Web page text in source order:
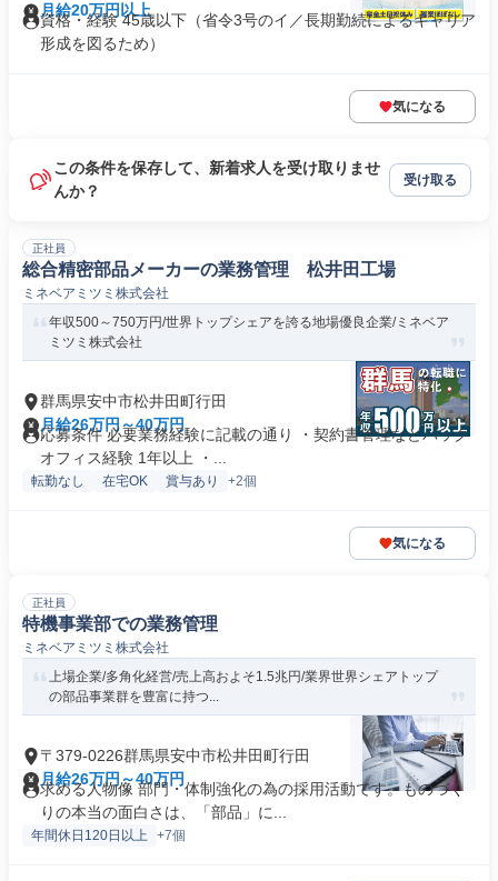
月給20万円以上
資格・経験 45歳以下（省令3号のイ／長期勤続によるキャリア
形成を図るため）
気になる
この条件を保存して、新着求人を受け取りませ
んか？
受け取る
正社員
総合精密部品メーカーの業務管理 松井田工場
ミネベアミツミ株式会社
年収500～750万円/世界トップシェアを誇る地場優良企業/ミネベア
ミツミ株式会社
群馬県安中市松井田町行田
月給26万円～40万円
応募条件 必要業務経験に記載の通り ・契約書管理などバック
オフィス経験 1年以上 ・...
転勤なし 在宅OK 賞与あり +2個
気になる
正社員
特機事業部での業務管理
ミネベアミツミ株式会社
上場企業/多角化経営/売上高およそ1.5兆円/業界世界シェアトップ
の部品事業群を豊富に持つ...
〒379-0226群馬県安中市松井田町行田
月給26万円～40万円
求める人物像 部門・体制強化の為の採用活動です。ものづく
りの本当の面白さは、「部品」に...
年間休日120日以上 +7個